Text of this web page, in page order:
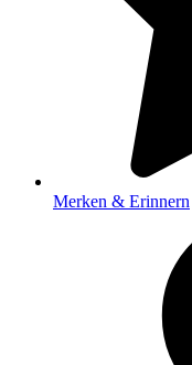
Merken & Erinnern